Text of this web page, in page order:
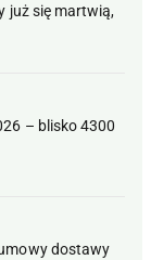
już się martwią,
– blisko 4300
dostawy